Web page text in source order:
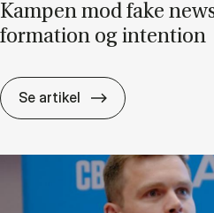
Kam­pen mod fake
for­ma­tion og in­ten­tion
Se artikel Kam­pen mod